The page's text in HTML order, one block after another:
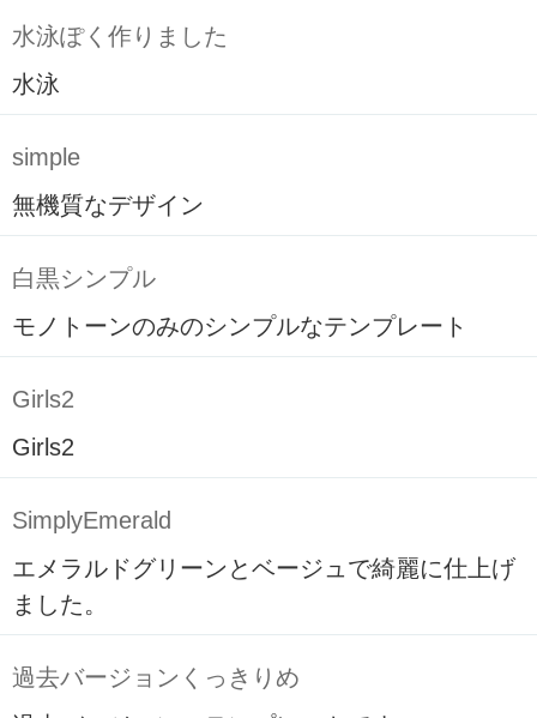
水泳ぽく作りました
水泳
simple
無機質なデザイン
白黒シンプル
モノトーンのみのシンプルなテンプレート
Girls2
Girls2
SimplyEmerald
エメラルドグリーンとベージュで綺麗に仕上げ
ました。
過去バージョンくっきりめ